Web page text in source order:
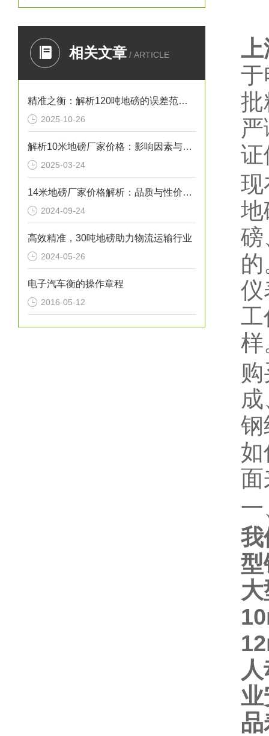
相关文章 / ARTICLE
精准之衡：解析120吨地磅的误差范围与管理实践
2025-10-26
解析10米地磅厂家价格：影响因素与市场行情
2025-03-24
14米地磅厂家价格解析：品质与性价比的考量
2024-09-24
高效精准，30吨地磅助力物流运输行业
2024-05-26
电子汽车衡的操作章程
2016-05-12
上
于
批
证
现
地
磅
仪
工
样
钢
面
我
型
业